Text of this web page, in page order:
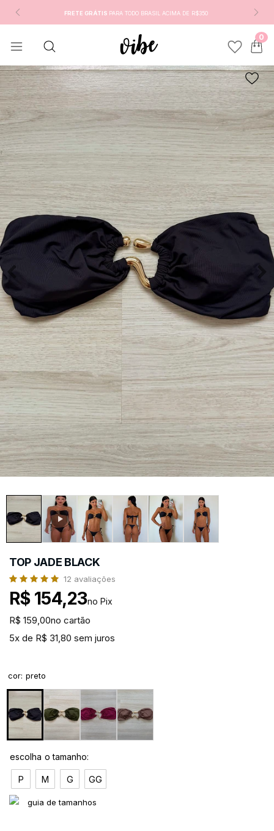
FRETE GRÁTIS PARA TODO BRASIL ACIMA DE R$350
0
TOP JADE BLACK
12 avaliações
R$ 154,23no Pix
R$ 159,00no cartão
5x de R$ 31,80 sem juros
cor: preto
P M G GG